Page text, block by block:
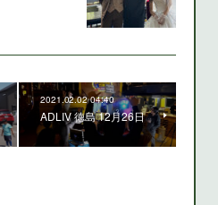
2021.02.02 04:40
ADLIV 徳島 12月26日